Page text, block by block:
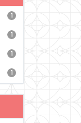
1
1
1
1